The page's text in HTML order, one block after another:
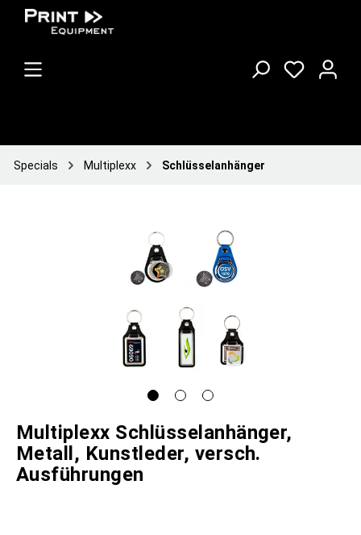
Specials Multiplexx Schlüsselanhänger
Multiplexx Schlüsselanhänger,
Metall, Kunstleder, versch.
Ausführungen